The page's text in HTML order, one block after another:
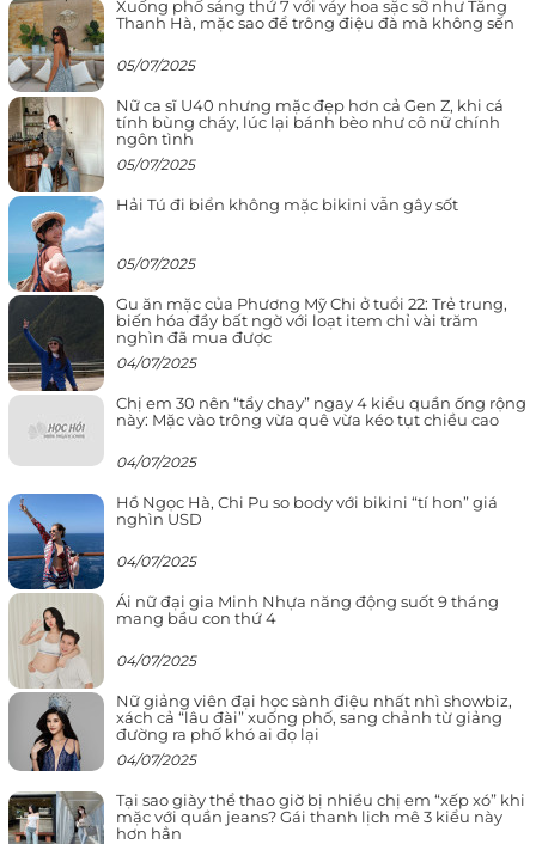
Xuống phố sáng thứ 7 với váy hoa sặc sỡ như Tăng
Thanh Hà, mặc sao để trông điệu đà mà không sến
05/07/2025
Nữ ca sĩ U40 nhưng mặc đẹp hơn cả Gen Z, khi cá
tính bùng cháy, lúc lại bánh bèo như cô nữ chính
ngôn tình
05/07/2025
Hải Tú đi biển không mặc bikini vẫn gây sốt
05/07/2025
Gu ăn mặc của Phương Mỹ Chi ở tuổi 22: Trẻ trung,
biến hóa đầy bất ngờ với loạt item chỉ vài trăm
nghìn đã mua được
04/07/2025
Chị em 30 nên “tẩy chay” ngay 4 kiểu quần ống rộng
này: Mặc vào trông vừa quê vừa kéo tụt chiều cao
04/07/2025
Hồ Ngọc Hà, Chi Pu so body với bikini “tí hon” giá
nghìn USD
04/07/2025
Ái nữ đại gia Minh Nhựa năng động suốt 9 tháng
mang bầu con thứ 4
04/07/2025
Nữ giảng viên đại học sành điệu nhất nhì showbiz,
xách cả “lâu đài” xuống phố, sang chảnh từ giảng
đường ra phố khó ai đọ lại
04/07/2025
Tại sao giày thể thao giờ bị nhiều chị em “xếp xó” khi
mặc với quần jeans? Gái thanh lịch mê 3 kiểu này
hơn hẳn